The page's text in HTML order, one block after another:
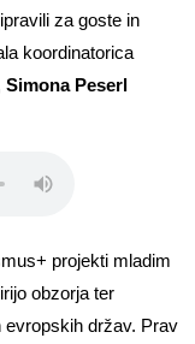
za goste in
koordinatorica
Simona Peserl
projekti mladim
obzorja ter
evropskih držav. Prav